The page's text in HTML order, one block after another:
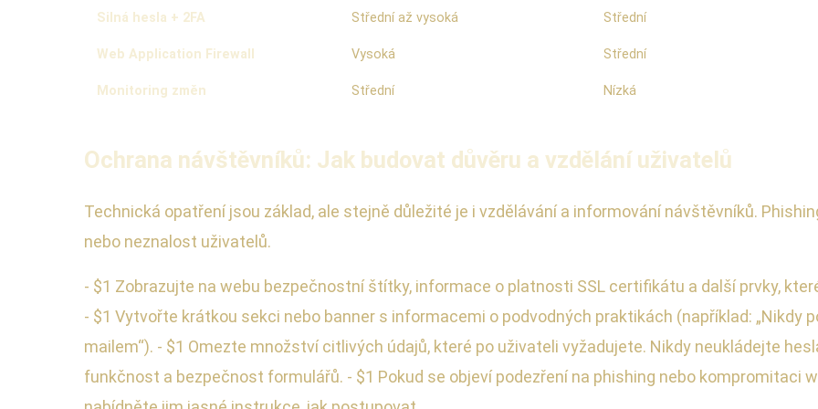
Silná hesla + 2FA Střední až vysoká Střední
Web Application Firewall Vysoká Střední
Monitoring změn Střední Nízká
Ochrana návštěvníků: Jak budovat důvěru a vzdělání uživatelů
Technická opatření jsou základ, ale stejně důležité je i vzdělávání a informování návštěvníků.
nebo neznalost uživatelů.
- $1 Zobrazujte na webu bezpečnostní štítky, informace o platnosti SSL certifikátu a další prvky,
- $1 Vytvořte krátkou sekci nebo banner s informacemi o podvodných praktikách (například: „Nikdy
mailem“). - $1 Omezte množství citlivých údajů, které po uživateli vyžadujete. Nikdy neukládejte
funkčnost a bezpečnost formulářů. - $1 Pokud se objeví podezření na phishing nebo kompromitaci